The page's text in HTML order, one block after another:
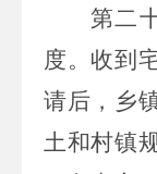
第二
度。收到
请后，乡
土和村镇